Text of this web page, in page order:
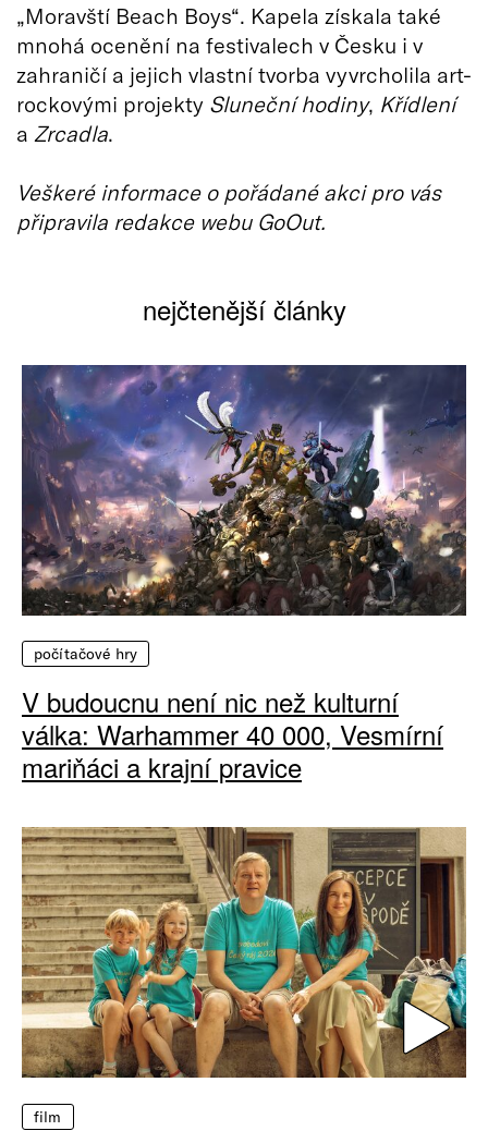
„Moravští Beach Boys“. Kapela získala také
mnohá ocenění na festivalech v Česku i v
zahraničí a jejich vlastní tvorba vyvrcholila art-
rockovými projekty Sluneční hodiny, Křídlení
a Zrcadla.
Veškeré informace o pořádané akci pro vás
připravila redakce webu GoOut.
nejčtenější články
počítačové hry
V budoucnu není nic než kulturní
válka: Warhammer 40 000, Vesmírní
mariňáci a krajní pravice
film